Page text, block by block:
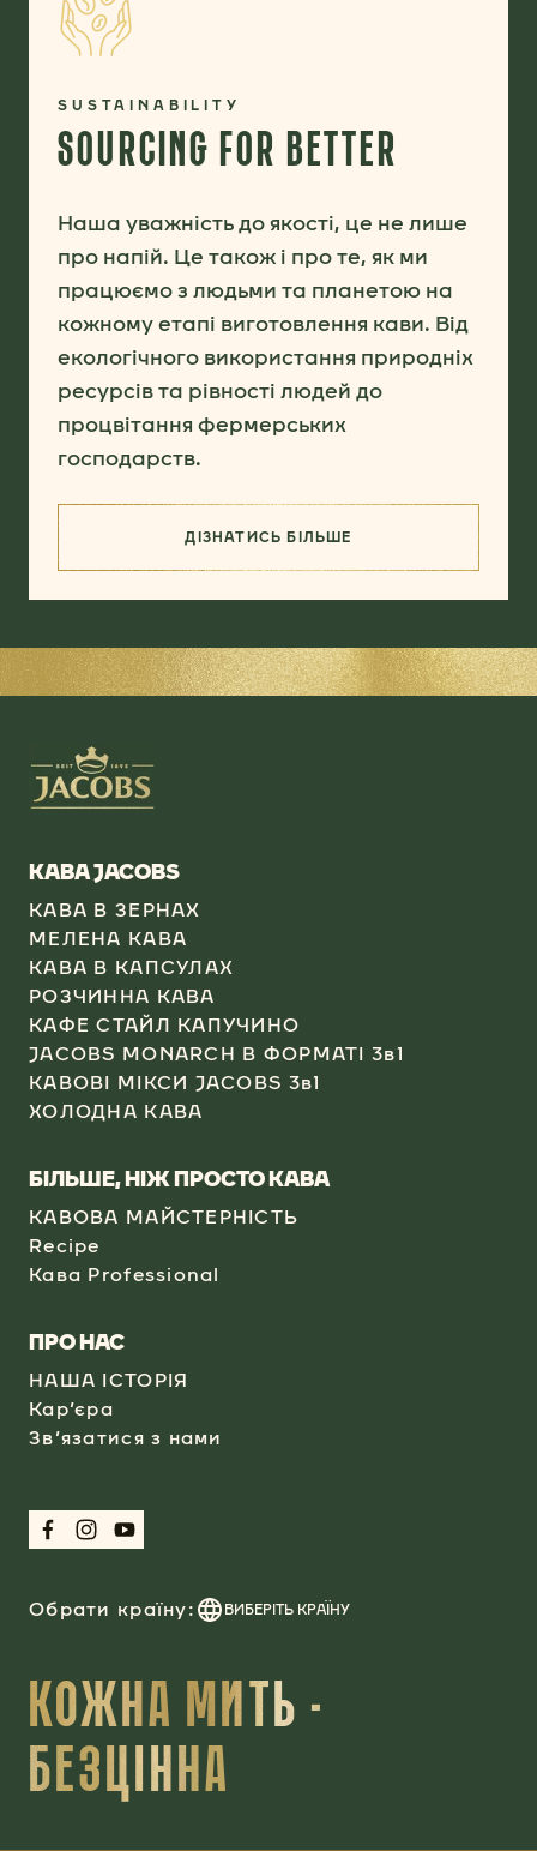
SUSTAINABILITY
SOURCING FOR BETTER
Наша уважність до якості, це не лише
про напій. Це також і про те, як ми
працюємо з людьми та планетою на
кожному етапі виготовлення кави. Від
екологічного використання природніх
ресурсів та рівності людей до
процвітання фермерських
господарств.
ДІЗНАТИСЬ БІЛЬШЕ
КАВА JACOBS​
КАВА В ЗЕРНАХ
МЕЛЕНА КАВА
КАВА В КАПСУЛАХ​
РОЗЧИННА КАВА​
КАФЕ СТАЙЛ КАПУЧИНО​
JACOBS MONARCH В ФОРМАТІ 3в1​
КАВОВІ МІКСИ JACOBS 3в1
ХОЛОДНА КАВА​
БІЛЬШЕ, НІЖ ПРОСТО КАВА
КАВОВА МАЙСТЕРНІСТЬ
Recipe
Кава Professional​
​ПРО НАС
НАША ІСТОРІЯ
Кар’єра
Зв’язатися з нами
Обрати країну: ВИБЕРІТЬ КРАЇНУ
КОЖНА МИТЬ -
БЕЗЦІННА